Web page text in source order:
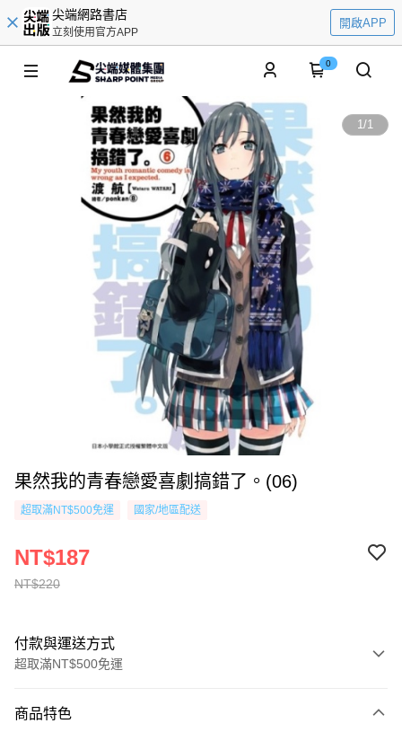
尖端網路書店
立刻使用官方APP
開啟APP
0
1/1
果然我的青春戀愛喜劇搞錯了。(06)
超取滿NT$500免運 國家/地區配送
NT$220
NT$187
付款與運送方式
超取滿NT$500免運
信用卡一次付款
商品特色